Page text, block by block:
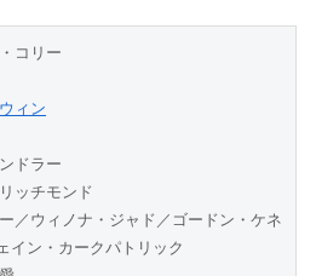
コリー
ィン
ドラー
ッチモンド
／ウィノナ・ジャド／ゴードン・ケネ
イン・カークパトリック